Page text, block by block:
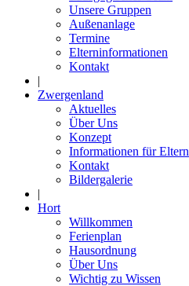
Unsere Gruppen
Außenanlage
Termine
Elterninformationen
Kontakt
|
Zwergenland
Aktuelles
Über Uns
Konzept
Informationen für Eltern
Kontakt
Bildergalerie
|
Hort
Willkommen
Ferienplan
Hausordnung
Über Uns
Wichtig zu Wissen